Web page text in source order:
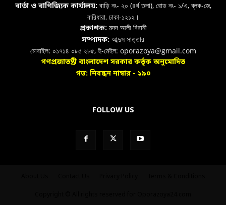
বার্তা ও বাণিজ্যিক কার্যালয়: বাড়ি নং- ২০ (৪র্থ তলা), রোড নং- ১/এ, ব্লক-জে,
বারিধারা, ঢাকা-১২১২।
প্রকাশক:মদদ আলী বিরানী
সম্পাদক: আব্দুস সাত্তার
মোবাইল: ০১৭১৪ ০৮৫ ২৮৫, ই-মেইল: oporazoya@gmail.com
গণপ্রজাতন্ত্রী বাংলাদেশ সরকার কর্তৃক অনুমোদিত
গভ: নিবন্ধন নাম্বার - ১৯০
FOLLOW US